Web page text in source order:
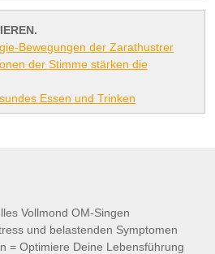
Bewegungen der Zarathustrer
der Stimme stärken die
Essen und Trinken
Vollmond OM-Singen
und belastenden Symptomen
= Optimiere Deine Lebensführung